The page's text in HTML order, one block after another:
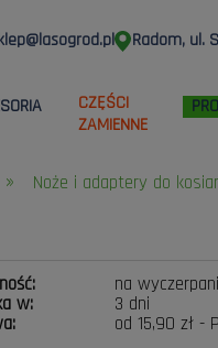
Radom, ul.
CZĘŚCI
ZAMIENNE
» Noże i adaptery do
na
w:
3 dni
od 15,90 zł -